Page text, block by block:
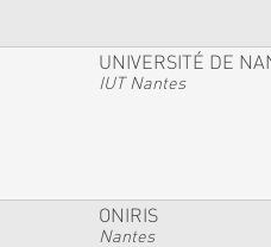
UNIVERSITÉ DE
IUT Nantes
ONIRIS
Nantes